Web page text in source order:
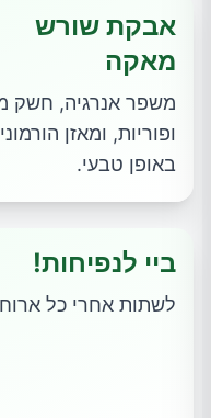
אבקת שורש
מאקה
משפר אנרגיה, חשק
ופוריות, ומאזן
באופן טבעי.
ביי לנפיחות!
לשתות אחרי כל